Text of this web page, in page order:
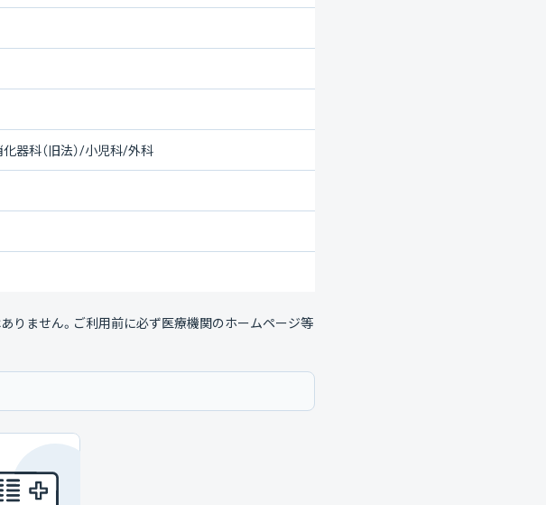
器科（旧法）/小児科/外科
りません。ご利用前に必ず医療機関のホームページ等